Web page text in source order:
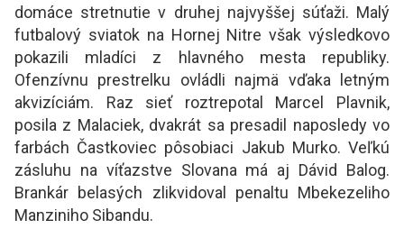
domáce stretnutie v druhej najvyššej súťaži. Malý
futbalový sviatok na Hornej Nitre však výsledkovo
pokazili mladíci z hlavného mesta republiky.
Ofenzívnu prestrelku ovládli najmä vďaka letným
akvizíciám. Raz sieť roztrepotal Marcel Plavnik,
posila z Malaciek, dvakrát sa presadil naposledy vo
farbách Častkoviec pôsobiaci Jakub Murko. Veľkú
zásluhu na víťazstve Slovana má aj Dávid Balog.
Brankár belasých zlikvidoval penaltu Mbekezeliho
Manziniho Sibandu.